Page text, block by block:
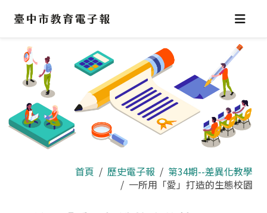
區
首頁 歷史電子報
第34期--差異化教學
一所用「愛」打造的生態校園